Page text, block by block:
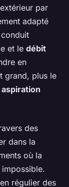
par
adapté
et le débit
en
grand, plus le
aspiration
des
dans la
où la
régulier des